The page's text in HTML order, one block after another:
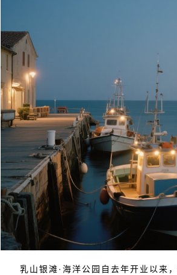
乳山银滩·海洋公园自去年开业以来